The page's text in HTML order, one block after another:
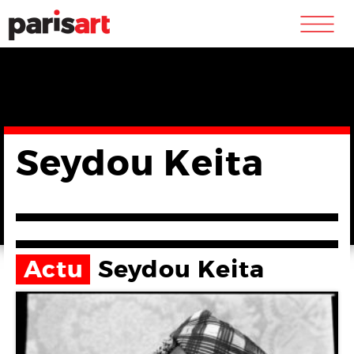
m
Seydou Keita
Actu Seydou Keita